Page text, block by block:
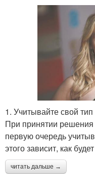
1. Учитывайте свой
При принятии решения
первую очередь
этого зависит, как
читать дальше →